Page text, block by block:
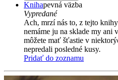
Knihapevná väzba
Vypredané
Ach, mrzí nás to, z tejto
nemáme ju na sklade my ani
môžete mať šťastie v
nepredali posledné kusy.
Pridať do zoznamu